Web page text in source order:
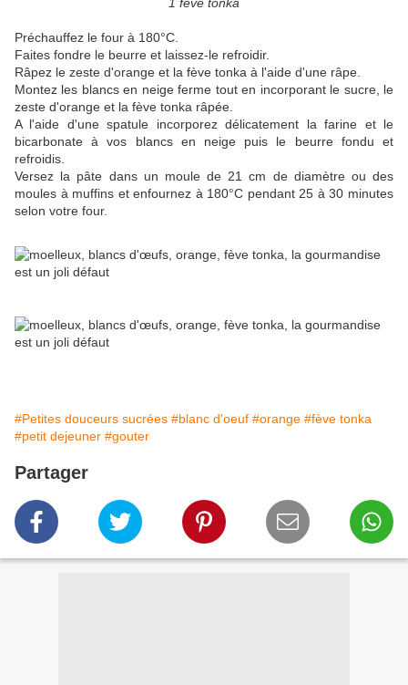
Préchauffez le four à 180°C.
Faites fondre le beurre et laissez-le refroidir.
Râpez le zeste d'orange et la fève tonka à l'aide d'une râpe.
Montez les blancs en neige ferme tout en incorporant le sucre, le
zeste d'orange et la fève tonka râpée.
A l'aide d'une spatule incorporez délicatement la farine et le
bicarbonate à vos blancs en neige puis le beurre fondu et
refroidis.
Versez la pâte dans un moule de 21 cm de diamètre ou des
moules à muffins et enfournez à 180°C pendant 25 à 30 minutes
selon votre four.
#Petites douceurs sucrées #blanc d'oeuf #orange #fève tonka
#petit dejeuner #gouter
Partager